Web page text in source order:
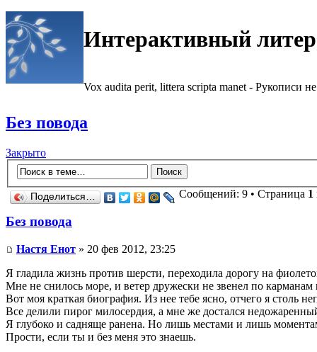
Интерактивный
Vox audita perit, littera scripta manet - Рукописи не
Без повода
Закрыто
Поделиться… Сообщений: 9 • Страница 1
Без повода
Настя Енот » 20 фев 2012, 23:25
Я гладила жизнь против шерсти, переходила дорогу на
Мне не снилось море, и ветер дружески не звенел по
Вот моя краткая биография. Из нее тебе ясно, отчего я столь
Все делили пирог милосердия, а мне же достался
Я глубоко и садняще ранена. Но лишь местами и лишь
Прости, если ты и без меня это знаешь.